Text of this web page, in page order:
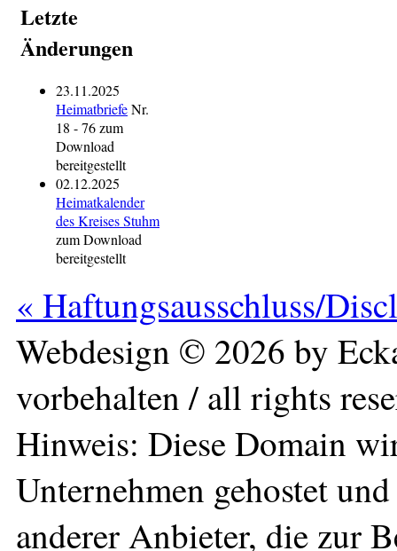
Letzte
Änderungen
23.11.2025
HeimatbriefeNr.
18 - 76 zum
Download
bereitgestellt
02.12.2025
Heimatkalender
des Kreises Stuhm
zum Download
bereitgestellt
« Haftungsausschluss/
Webdesign © 2026 by
vorbehalten / all rights
Hinweis: Diese Domain
Unternehmen gehostet
anderer Anbieter, die zur